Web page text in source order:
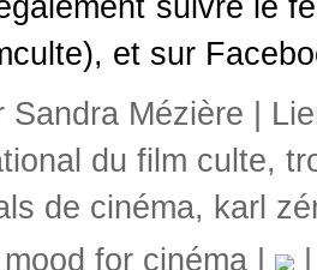
suivre le
et sur
Mézière |
du film culte,
de cinéma, karl
for cinéma